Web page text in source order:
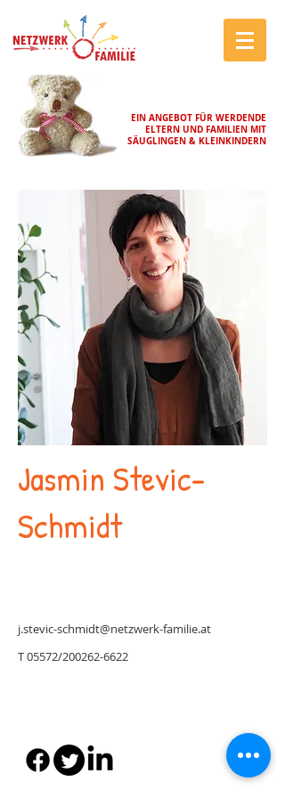
EIN ANGEBOT FÜR WERDENDE
ELTERN UND FAMILIEN MIT
SÄUGLINGEN & KLEINKINDERN
Jasmin Stevic-
Schmidt
j.stevic-schmidt@netzwerk-familie.at
T 05572/200262-6622